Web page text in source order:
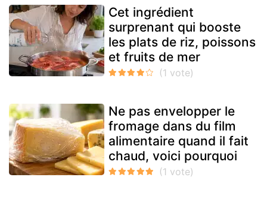
Cet ingrédient
surprenant qui booste
les plats de riz, poissons
et fruits de mer
Ne pas envelopper le
fromage dans du film
alimentaire quand il fait
chaud, voici pourquoi